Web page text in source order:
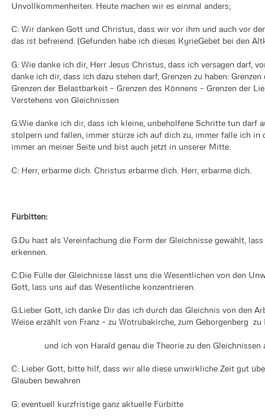
Unvollkommenheiten. Heute machen wir es einmal anders;
C: Wir danken Gott und Christus, dass wir vor ihm und auch vor
das ist befreiend. (Gefunden habe ich dieses KyrieGebet bei den
G: Wie danke ich dir, Herr Jesus Christus, dass ich versagen darf,
danke ich dir, dass ich dazu stehen darf, Grenzen zu haben:
Grenzen der Belastbarkeit – Grenzen des Könnens – Grenzen der
Verstehens von Gleichnissen
G:Wie danke ich dir, dass ich kleine, unbeholfene Schritte tun darf
stolpern und fallen, immer stürze ich auf dich zu, immer falle ich in
immer an meiner Seite und bist auch jetzt in unserer Mitte.
C: Herr, erbarme dich. Christus erbarme dich. Herr, erbarme dich.
Fürbitten:
G:Du hast als Vereinfachung die Form der Gleichnisse gewählt,
erkennen.
C:Die Fülle der Gleichnisse lässt uns die Wesentlichen von den
Gott, lass uns auf das Wesentliche konzentrieren.
G:Lieber Gott, ich danke Dir das ich durch das Gleichnis von den
Weise erzählt von Franz – zu Wotrubakirche, zum Geborgenberg
und ich von Harald genau die Theorie zu den Gleichnissen
C: Lieber Gott, bitte hilf, dass wir alle diese unwirkliche Zeit gut
Glauben bewahren
G: eventuell kurzfristige ganz aktuelle Fürbitte